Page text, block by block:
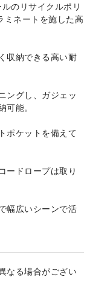
のリサイクルポリ
ミネートを施した高
収納できる高い耐
ングし、ガジェッ
可能。
ポケットを備えて
ードロープは取り
幅広いシーンで活
なる場合がござい